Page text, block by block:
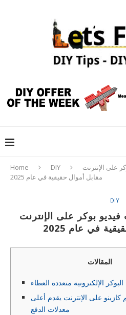
Home DIY
على الإنترنت
مقابل أموال حقيقية في عام 2025
DIY
بوكر على الإنترنت
في عام 2025
المقالات
الإلكترونية متعددة العطاء
على الإنترنت يقدم أعلى
معدلات الدفع